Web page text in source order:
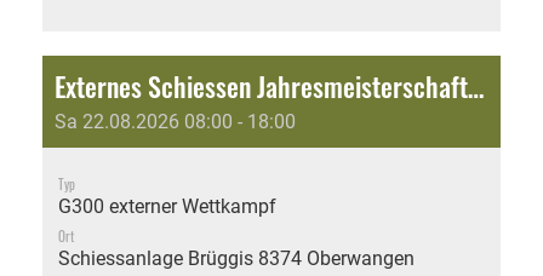
Externes Schiessen Jahresmeisterschaft: Jubiläumsschiessen 150 Jahre Schützengesellschaft Fischingen
Sa 22.08.2026 08:00 - 18:00
Typ
G300 externer Wettkampf
Ort
Schiessanlage Brüggis 8374 Oberwangen